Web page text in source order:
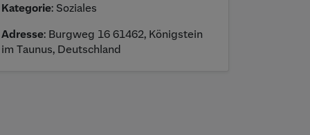
Kategorie: Soziales
Adresse: Burgweg 16 61462, Königstein
im Taunus, Deutschland